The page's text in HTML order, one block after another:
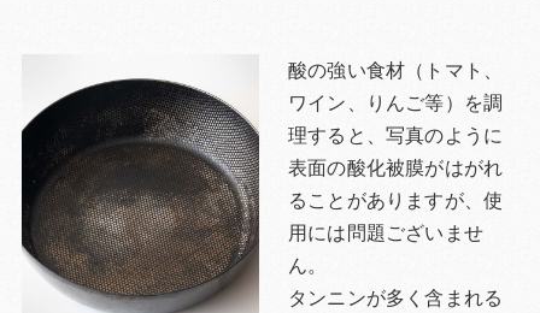
酸の強い食材（トマト、
ワイン、りんご等）を調
理すると、写真のように
表面の酸化被膜がはがれ
ることがありますが、使
用には問題ございませ
ん。
タンニンが多く含まれる